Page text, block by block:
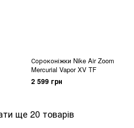
Сороконіжки Nike Air Zoom
Mercurial Vapor XV TF
2 599 грн
ще 20 товарів